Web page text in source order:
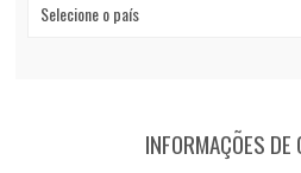
Selecione o país
INFORMAÇÕES DE